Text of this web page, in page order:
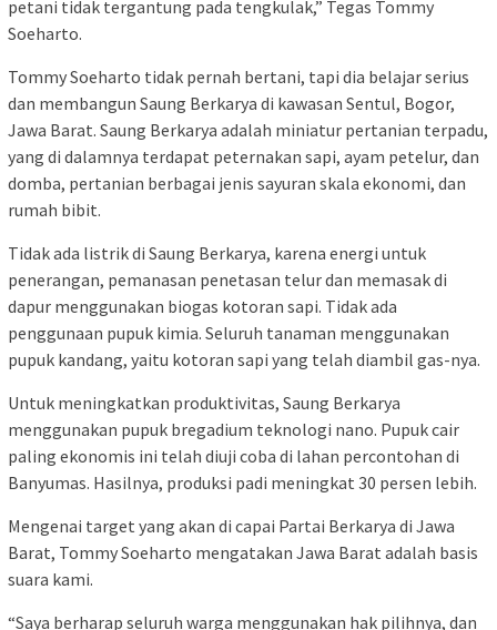
petani tidak tergantung pada tengkulak,” Tegas Tommy
Soeharto.
Tommy Soeharto tidak pernah bertani, tapi dia belajar serius
dan membangun Saung Berkarya di kawasan Sentul, Bogor,
Jawa Barat. Saung Berkarya adalah miniatur pertanian terpadu,
yang di dalamnya terdapat peternakan sapi, ayam petelur, dan
domba, pertanian berbagai jenis sayuran skala ekonomi, dan
rumah bibit.
Tidak ada listrik di Saung Berkarya, karena energi untuk
penerangan, pemanasan penetasan telur dan memasak di
dapur menggunakan biogas kotoran sapi. Tidak ada
penggunaan pupuk kimia. Seluruh tanaman menggunakan
pupuk kandang, yaitu kotoran sapi yang telah diambil gas-nya.
Untuk meningkatkan produktivitas, Saung Berkarya
menggunakan pupuk bregadium teknologi nano. Pupuk cair
paling ekonomis ini telah diuji coba di lahan percontohan di
Banyumas. Hasilnya, produksi padi meningkat 30 persen lebih.
Mengenai target yang akan di capai Partai Berkarya di Jawa
Barat, Tommy Soeharto mengatakan Jawa Barat adalah basis
suara kami.
“Saya berharap seluruh warga menggunakan hak pilihnya, dan